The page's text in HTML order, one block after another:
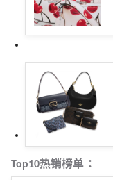
Top10热销榜单 ：